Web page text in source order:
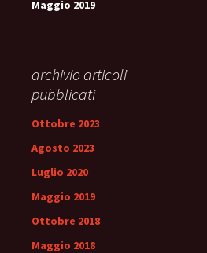
Maggio 2019
archivio articoli
pubblicati
Ottobre 2023
Agosto 2023
Luglio 2020
Maggio 2019
Ottobre 2018
Maggio 2018